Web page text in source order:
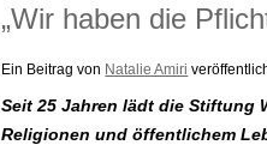
„Wir haben die
Ein Beitrag von Natalie Amiri
Seit 25 Jahren lädt die Stiftung
Religionen und öffentlichem